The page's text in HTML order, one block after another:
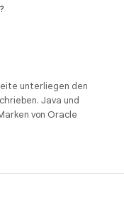
unterliegen den
Java und
von Oracle